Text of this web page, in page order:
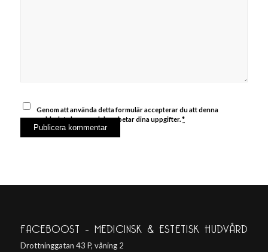
Genom att använda detta formulär accepterar du att denna
webbplats lagrar och bearbetar dina uppgifter.*
FACEBOOST – MEDICINSK & ESTETISK HUDVÅRD
Drottninggatan 43 P, våning 2